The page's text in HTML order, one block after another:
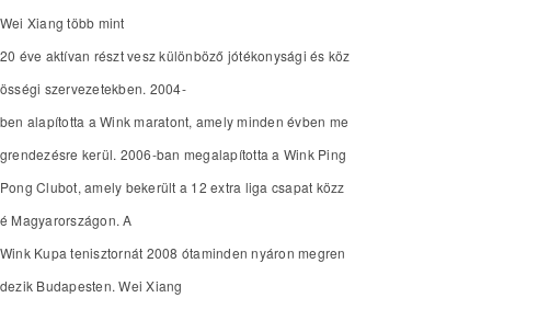
Wei Xiang több mint
20 éve aktívan részt vesz különböző jótékonysági és köz
össégi szervezetekben. 2004-
ben alapította a Wink maratont, amely minden évben me
grendezésre kerül. 2006-ban megalapította a Wink Ping
Pong Clubot, amely bekerült a 12 extra liga csapat közz
é Magyarországon. A
Wink Kupa tenisztornát 2008 ótaminden nyáron megren
dezik Budapesten. Wei Xiang